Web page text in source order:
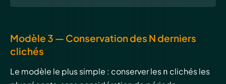
Modèle 3 — Conservation des N derniers
clichés
Le modèle le plus simple : conserver les n clichés les